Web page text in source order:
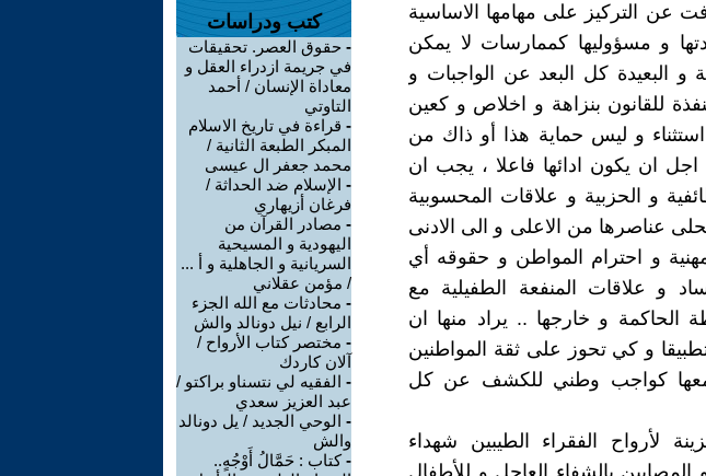
عن التركيز على مهامها الاساسية
و مسؤوليها كممارسات لا يمكن
و البعيدة كل البعد عن الواجبات و
للقانون بنزاهة و اخلاص و كعين
و ليس حماية هذا أو ذاك من
ان يكون ادائها فاعلا ، يجب ان
و الحزبية و علاقات المحسوبية
عناصرها من الاعلى و الى الادنى
و احترام المواطن و حقوقه أي
و علاقات المنفعة الطفيلية مع
الحاكمة و خارجها .. يراد منها ان
و كي تحوز على ثقة المواطنين
معها كواجب وطني للكشف عن كل
لأرواح الفقراء الطيبين شهداء
للجرحى و المصابين بالشفاء العاجل و للأطفال
كتب ودراسات
- حقوق العصر. تحقيقات
في جريمة ازدراء العقل و
معاداة الإنسان / أحمد
التاوتي
- قراءة في تاريخ الاسلام
المبكر الطبعة الثانية /
محمد جعفر ال عيسى
- الإسلام ضد الحداثة /
فرغان أزيهاري
- مصادر القرآن من
اليهودية و المسيحية
السريانية و الجاهلية و أ ...
/ مؤمن عقلاني
- محادثات مع الله الجزء
الرابع / نيل دونالد والش
- مختصر كتاب الأرواح /
آلان كاردك
- الفقيه لي نتسناو براكتو /
عبد العزيز سعدي
- الوحي الجديد / يل دونالد
والش
-كتاب : حَمَّالُ أَوْجُهٍ..